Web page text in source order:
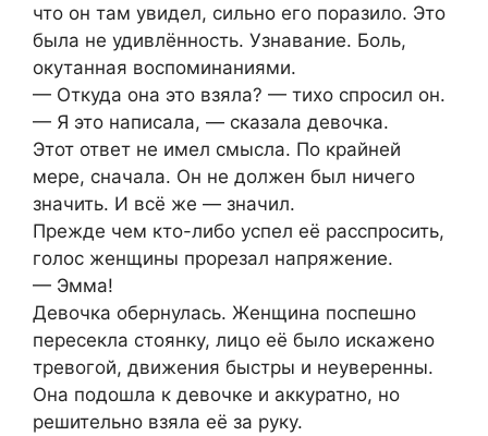
что он там увидел, сильно его поразило. Это
была не удивлённость. Узнавание. Боль,
окутанная воспоминаниями.
— Откуда она это взяла? — тихо спросил он.
— Я это написала, — сказала девочка.
Этот ответ не имел смысла. По крайней
мере, сначала. Он не должен был ничего
значить. И всё же — значил.
Прежде чем кто-либо успел её расспросить,
голос женщины прорезал напряжение.
— Эмма!
Девочка обернулась. Женщина поспешно
пересекла стоянку, лицо её было искажено
тревогой, движения быстры и неуверенны.
Она подошла к девочке и аккуратно, но
решительно взяла её за руку.